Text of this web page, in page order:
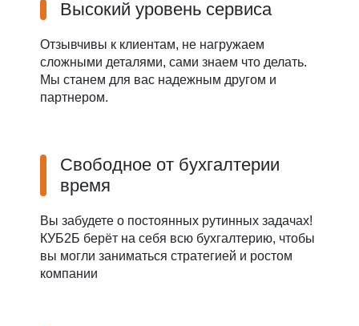
Высокий уровень сервиса
Отзывчивы к клиентам, не нагружаем
сложными деталями, сами знаем что делать.
Мы станем для вас надежным другом и
партнером.
Свободное от бухгалтерии
время
Вы забудете о постоянных рутинных задачах!
КУБ2Б берёт на себя всю бухгалтерию, чтобы
вы могли заниматься стратегией и ростом
компании